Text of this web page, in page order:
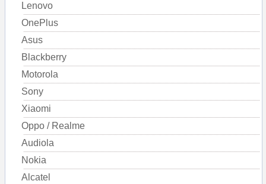
Lenovo
OnePlus
Asus
Blackberry
Motorola
Sony
Xiaomi
Oppo / Realme
Audiola
Nokia
Alcatel